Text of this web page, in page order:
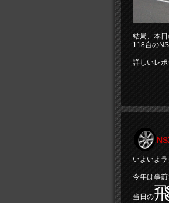
結局、本日
118台の
詳しいレポ
いよいよ
今年は事
当日の